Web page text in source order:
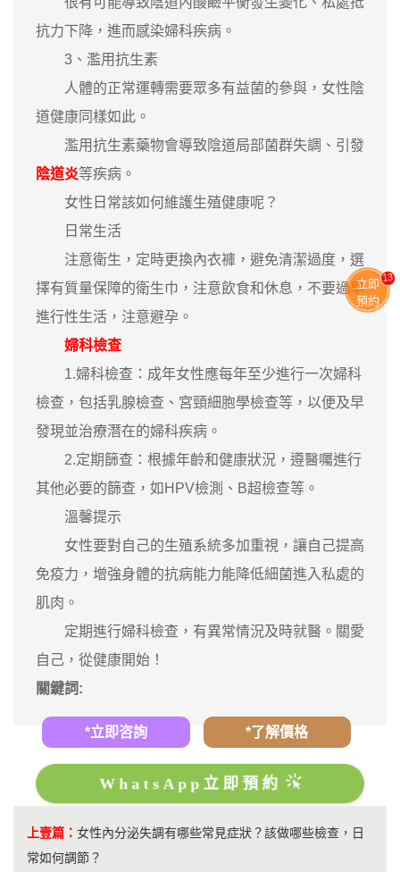
抗力下降，進而感染婦科疾病。
3、濫用抗生素
人體的正常運轉需要眾多有益菌的參與，女性陰
道健康同樣如此。
濫用抗生素藥物會導致陰道局部菌群失調、引發
陰道炎等疾病。
女性日常該如何維護生殖健康呢？
日常生活
注意衛生，定時更換內衣褲，避免清潔過度，選
擇有質量保障的衛生巾，注意飲食和休息，不要過早
進行性生活，注意避孕。
婦科檢查
1.婦科檢查：成年女性應每年至少進行一次婦科
檢查，包括乳腺檢查、宮頸細胞學檢查等，以便及早
發現並治療潛在的婦科疾病。
2.定期篩查：根據年齡和健康狀況，遵醫囑進行
其他必要的篩查，如HPV檢測、B超檢查等。
溫馨提示
女性要對自己的生殖系統多加重視，讓自己提高
免疫力，增強身體的抗病能力能降低細菌進入私處的
肌肉。
定期進行婦科檢查，有異常情況及時就醫。關愛
自己，從健康開始！
關鍵詞:
*立即咨詢 *了解價格
WhatsApp立即預約
上壹篇： 女性內分泌失調有哪些常見症狀？該做哪些檢查，日
常如何調節？
立即
預約
13